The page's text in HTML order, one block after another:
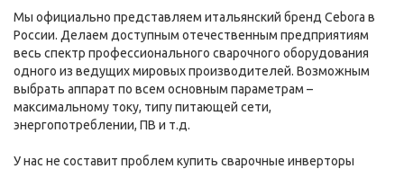
Мы официально представляем итальянский бренд Cebora в
России. Делаем доступным отечественным предприятиям
весь спектр профессионального сварочного оборудования
одного из ведущих мировых производителей. Возможным
выбрать аппарат по всем основным параметрам –
максимальному току, типу питающей сети,
энергопотреблении, ПВ и т.д.
У нас не составит проблем купить сварочные инверторы